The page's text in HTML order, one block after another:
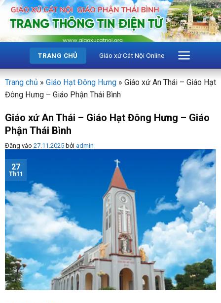
Bỏ
qua
dung
TRANG CHỦ Giáo xứ Cát Nội Online
Trang chủ » Giáo Hạt Đông Hưng » Giáo xứ An Thái – Giáo Hạt
Đông Hưng – Giáo Phận Thái Bình
Giáo xứ An Thái – Giáo Hạt Đông Hưng – Giáo
Phận Thái Bình
Đăng vào 27.11.2025 bởi admin
27
Th11